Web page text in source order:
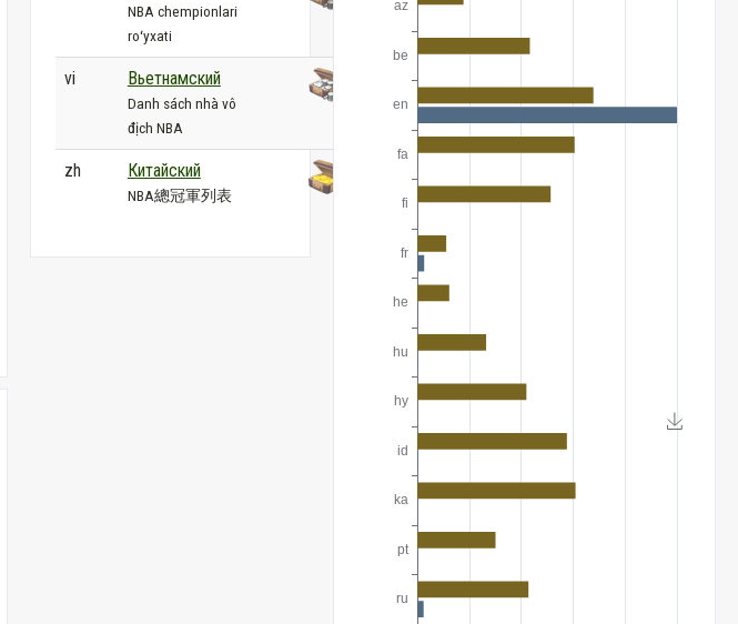
NBA chempionlari
roʻyxati
vi Вьетнамский
Danh sách nhà vô
địch NBA
zh Китайский
NBA總冠軍列表